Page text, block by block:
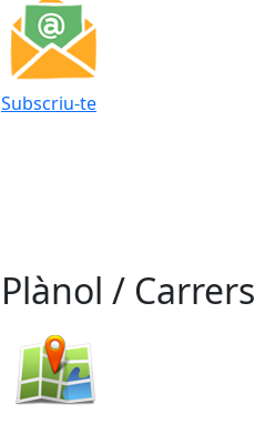
Subscriu-te
Plànol / Carrers